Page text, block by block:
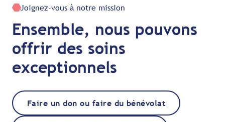
Joignez-vous à notre mission
Ensemble, nous pouvons
offrir des soins
exceptionnels
Faire un don ou faire du bénévolat